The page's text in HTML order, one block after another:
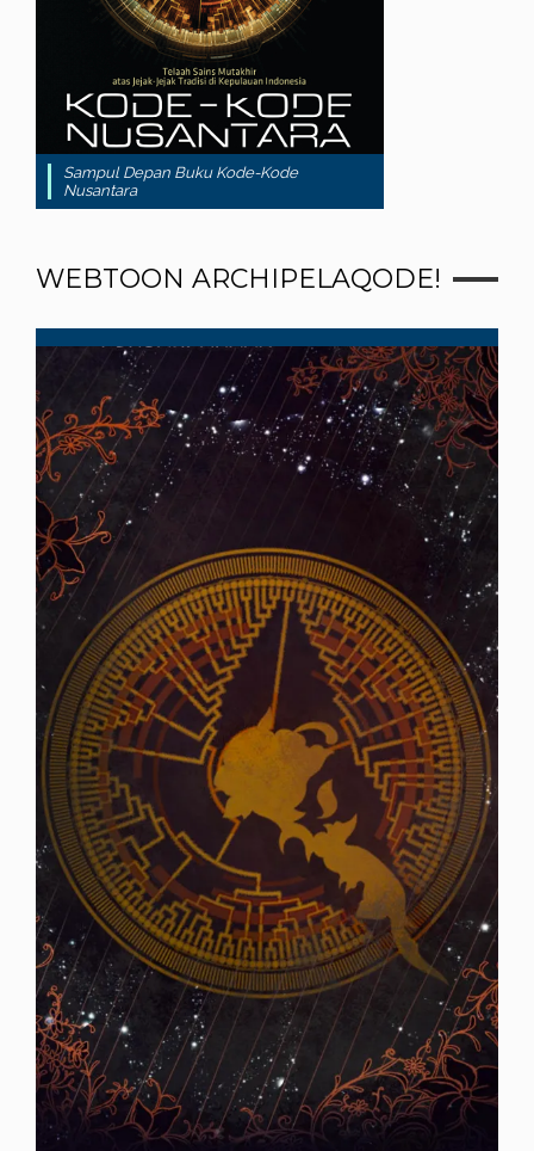
Sampul Depan Buku Kode-Kode
Nusantara
WEBTOON ARCHIPELAQODE!